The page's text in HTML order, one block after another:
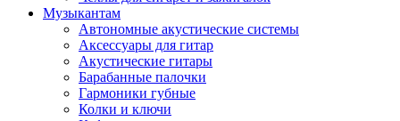
Музыкантам
Автономные акустические системы
Аксессуары для гитар
Акустические гитары
Барабанные палочки
Гармоники губные
Колки и ключи